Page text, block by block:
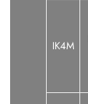
IK4M